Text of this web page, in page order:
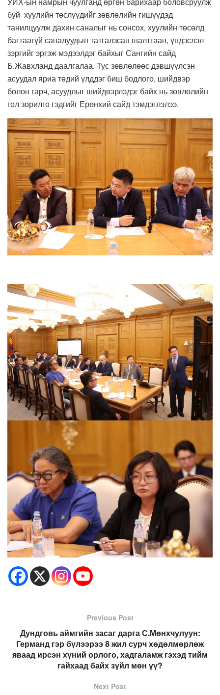
буй хуулийн төслүүдийг зөвлөлийн гишүүдэд
танилцуулж дахин саналыг нь сонсох, хуулийн төсөлд
багтаагүй саналуудын татгалзсан шалтгаан, үндэслэл
зэргийг эргэж мэдээлдэг байхыг Сангийн сайд
Б.Жавхланд даалгалаа. Тус зөвлөлөөс дэвшүүлсэн
асуудал яриа төдий үлддэг биш бодлого, шийдвэр
болон гарч, асуудлыг шийдвэрлэдэг байх нь зөвлөлийн
гол зорилго гэдгийг Ерөнхий сайд тэмдэглэлээ.
Previous Post
Дундговь аймгийн засаг дарга С.Мөнхчулуун:
Германд гэр бүлээрээ 8 жил сурч хөдөлмөрлөж
яваад ирсэн хүний орлого, хадгаламж гэхэд тийм
гайхаад байх зүйл мөн үү?
Next Post